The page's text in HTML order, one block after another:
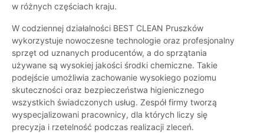
w różnych częściach kraju.
W codziennej działalności BEST CLEAN Pruszków
wykorzystuje nowoczesne technologie oraz profesjonalny
sprzęt od uznanych producentów, a do sprzątania
używane są wysokiej jakości środki chemiczne. Takie
podejście umożliwia zachowanie wysokiego poziomu
skuteczności oraz bezpieczeństwa higienicznego
wszystkich świadczonych usług. Zespół firmy tworzą
wyspecjalizowani pracownicy, dla których liczy się
precyzja i rzetelność podczas realizacji zleceń.